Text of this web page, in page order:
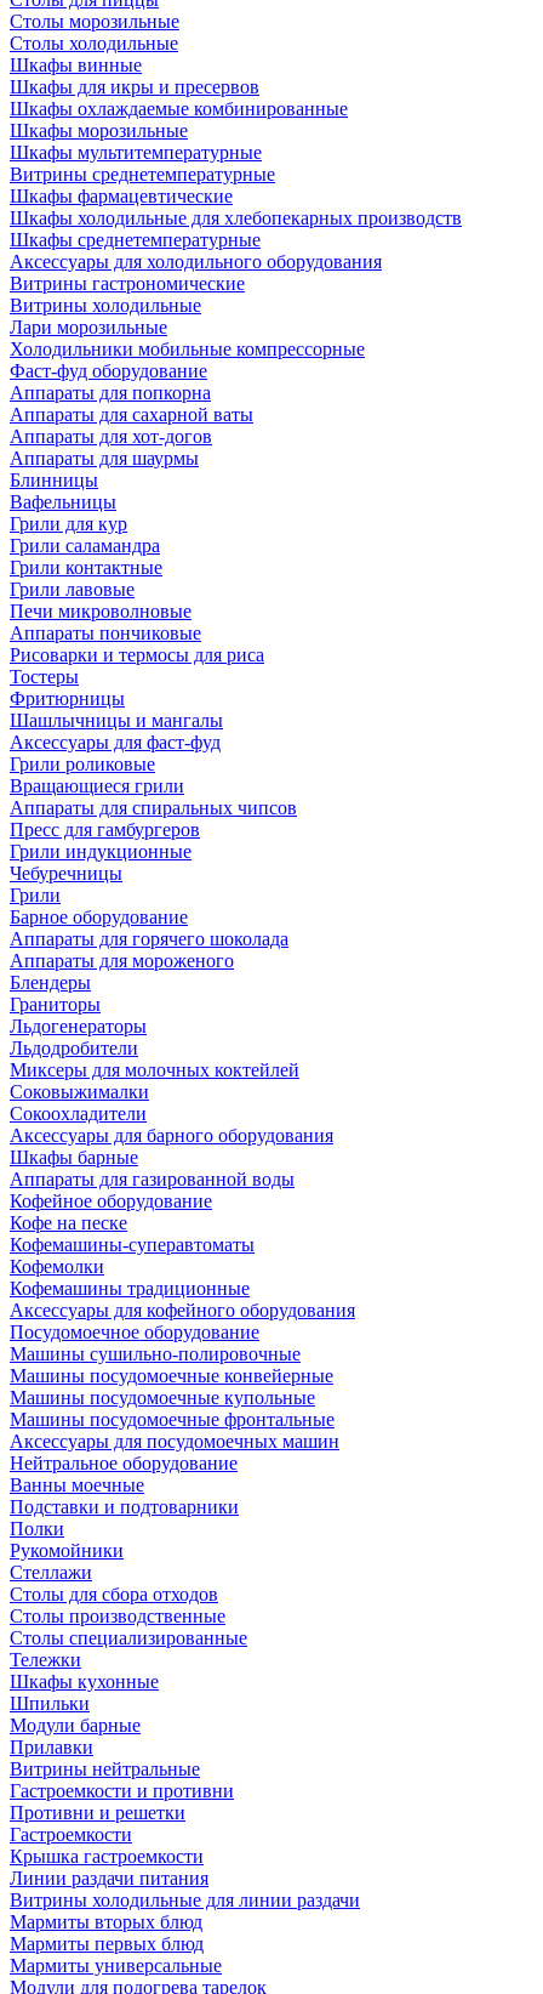
Столы морозильные
Столы холодильные
Шкафы винные
Шкафы для икры и пресервов
Шкафы охлаждаемые комбинированные
Шкафы морозильные
Шкафы мультитемпературные
Витрины среднетемпературные
Шкафы фармацевтические
Шкафы холодильные для хлебопекарных производств
Шкафы среднетемпературные
Аксессуары для холодильного оборудования
Витрины гастрономические
Витрины холодильные
Лари морозильные
Холодильники мобильные компрессорные
Фаст-фуд оборудование
Аппараты для попкорна
Аппараты для сахарной ваты
Аппараты для хот-догов
Аппараты для шаурмы
Блинницы
Вафельницы
Грили для кур
Грили саламандра
Грили контактные
Грили лавовые
Печи микроволновые
Аппараты пончиковые
Рисоварки и термосы для риса
Тостеры
Фритюрницы
Шашлычницы и мангалы
Аксессуары для фаст-фуд
Грили роликовые
Вращающиеся грили
Аппараты для спиральных чипсов
Пресс для гамбургеров
Грили индукционные
Чебуречницы
Грили
Барное оборудование
Аппараты для горячего шоколада
Аппараты для мороженого
Блендеры
Граниторы
Льдогенераторы
Льдодробители
Миксеры для молочных коктейлей
Соковыжималки
Сокоохладители
Аксессуары для барного оборудования
Шкафы барные
Аппараты для газированной воды
Кофейное оборудование
Кофе на песке
Кофемашины-суперавтоматы
Кофемолки
Кофемашины традиционные
Аксессуары для кофейного оборудования
Посудомоечное оборудование
Машины сушильно-полировочные
Машины посудомоечные конвейерные
Машины посудомоечные купольные
Машины посудомоечные фронтальные
Аксессуары для посудомоечных машин
Нейтральное оборудование
Ванны моечные
Подставки и подтоварники
Полки
Рукомойники
Стеллажи
Столы для сбора отходов
Столы производственные
Столы специализированные
Тележки
Шкафы кухонные
Шпильки
Модули барные
Прилавки
Витрины нейтральные
Гастроемкости и противни
Противни и решетки
Гастроемкости
Крышка гастроемкости
Линии раздачи питания
Витрины холодильные для линии раздачи
Мармиты вторых блюд
Мармиты первых блюд
Мармиты универсальные
Модули для подогрева тарелок